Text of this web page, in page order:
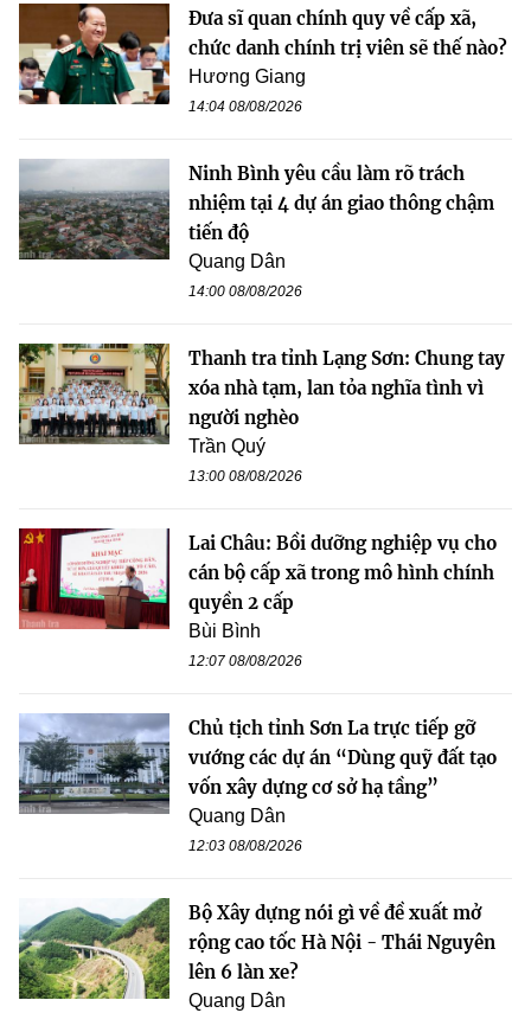
Đưa sĩ quan chính quy về cấp xã,
chức danh chính trị viên sẽ thế nào?
Hương Giang
14:04 08/08/2026
Ninh Bình yêu cầu làm rõ trách
nhiệm tại 4 dự án giao thông chậm
tiến độ
Quang Dân
14:00 08/08/2026
Thanh tra tỉnh Lạng Sơn: Chung tay
xóa nhà tạm, lan tỏa nghĩa tình vì
người nghèo
Trần Quý
13:00 08/08/2026
Lai Châu: Bồi dưỡng nghiệp vụ cho
cán bộ cấp xã trong mô hình chính
quyền 2 cấp
Bùi Bình
12:07 08/08/2026
Chủ tịch tỉnh Sơn La trực tiếp gỡ
vướng các dự án “Dùng quỹ đất tạo
vốn xây dựng cơ sở hạ tầng”
Quang Dân
12:03 08/08/2026
Bộ Xây dựng nói gì về đề xuất mở
rộng cao tốc Hà Nội - Thái Nguyên
lên 6 làn xe?
Quang Dân